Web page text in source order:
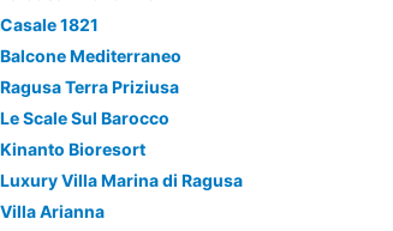
Casale 1821
Balcone Mediterraneo
Ragusa Terra Priziusa
Le Scale Sul Barocco
Kinanto Bioresort
Luxury Villa Marina di Ragusa
Villa Arianna